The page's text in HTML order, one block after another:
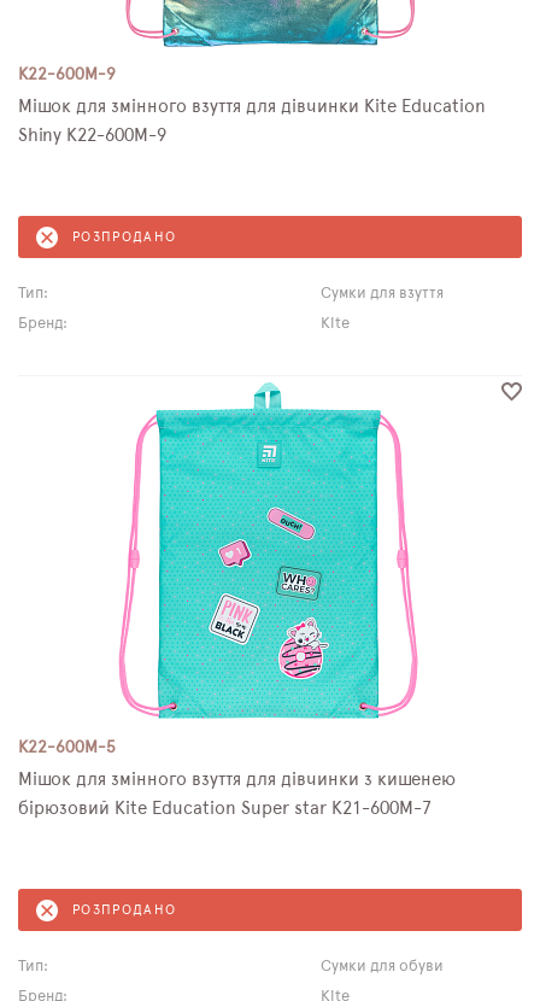
K22-600M-9
Мішок для змінного взуття для дівчинки Kite Education
Shiny K22-600M-9
РОЗПРОДАНО
Тип:
Сумки для взуття
Бренд:
Kite
K22-600M-5
Мішок для змінного взуття для дівчинки з кишенею
бірюзовий Kite Education Super star K21-600M-7
РОЗПРОДАНО
Тип:
Сумки для обуви
Бренд:
Kite